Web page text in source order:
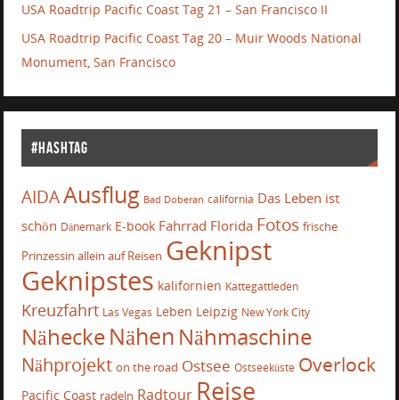
USA Roadtrip Pacific Coast Tag 21 – San Francisco II
USA Roadtrip Pacific Coast Tag 20 – Muir Woods National
Monument, San Francisco
#Hashtag
AIDAAusflug Bad Doberan california Das Leben ist
schön Dänemark E-book Fahrrad Florida Fotos frische
Prinzessin allein auf Reisen Geknipst
Geknipstes kalifornien Kattegattleden
Kreuzfahrt Las Vegas Leben Leipzig New York City
NäheckeNähen Nähmaschine
Nähprojekt on the road Ostsee Ostseeküste Overlock
Pacific Coast radeln Radtour Reise